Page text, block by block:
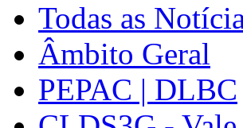
Todas as
Âmbito Geral
PEPAC | DLBC